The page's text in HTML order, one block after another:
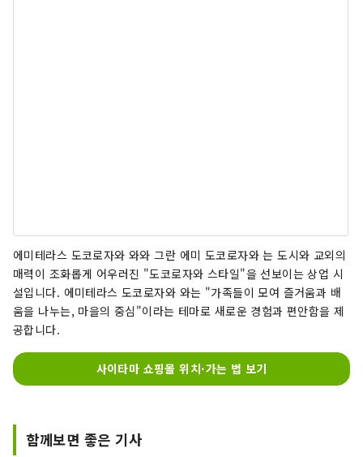
에미테라스 도코로자와 와와 그란 에미 도코로자와 는 도시와 교외의
매력이 조화롭게 어우러진 "도코로자와 스타일"을 선보이는 상업 시
설입니다. 에미테라스 도코로자와 와는 "가족들이 모여 즐거움과 배
움을 나누는, 마을의 중심"이라는 테마로 새로운 경험과 편안함을 제
공합니다.
사이타마 쇼핑몰 위치·가는 법 보기
함께보면 좋은 기사